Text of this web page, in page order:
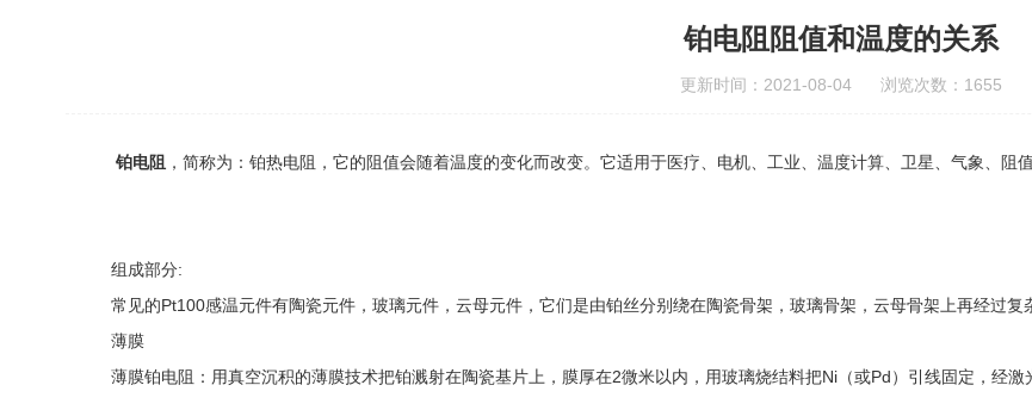
铂电阻阻值和温度的关系
更新时间：2021-08-04 浏览次数：1655
铂电阻 ，简称为：铂热电阻，它的阻值会随着温度的变化而改变。它适用于医疗、电机、工业、温度计算、卫星、气象、阻
组成部分:
常见的Pt100感温元件有陶瓷元件，玻璃元件，云母元件，它们是由铂丝分别绕在陶瓷骨架，玻璃骨架，云母骨架上再经过复
薄膜
薄膜铂电阻：用真空沉积的薄膜技术把铂溅射在陶瓷基片上，膜厚在2微米以内，用玻璃烧结料把Ni（或Pd）引线固定，经激